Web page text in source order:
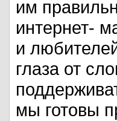
им
интернет-
и
глаза от
мы готовы